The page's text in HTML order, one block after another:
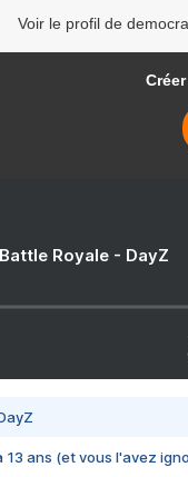
Voir le profil de
Royale - DayZ
13 ans (et vous l'avez